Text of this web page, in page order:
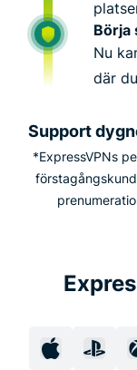
Börja
Nu
där
Support
*ExpressVPNs